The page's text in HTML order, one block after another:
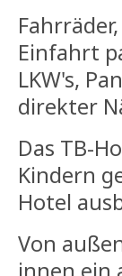
Einfahrt
LKW's,
direkter
Das TB-
Kindern
Hotel
Von